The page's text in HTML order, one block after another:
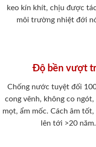
keo kín khít, chịu được
môi trường nhiệt đới
Độ bền vượt
Chống nước tuyệt đối
cong vênh, không co ngót,
mọt, ẩm mốc. Cách âm tốt,
lên tới >20 năm.